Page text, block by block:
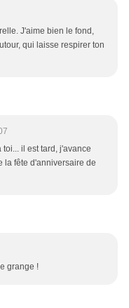
J'aime bien le fond,
qui laisse respirer ton
il est tard, j'avance
la fête d'anniversaire de
grange !